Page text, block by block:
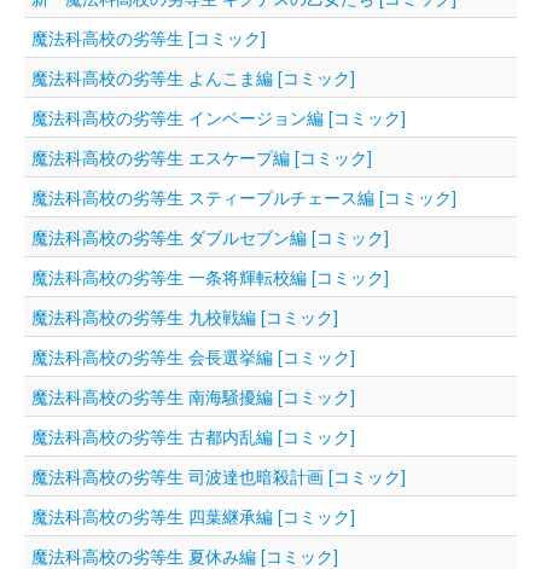
魔法科高校の劣等生 [コミック]
魔法科高校の劣等生 よんこま編 [コミック]
魔法科高校の劣等生 インベージョン編 [コミック]
魔法科高校の劣等生 エスケープ編 [コミック]
魔法科高校の劣等生 スティープルチェース編 [コミック]
魔法科高校の劣等生 ダブルセブン編 [コミック]
魔法科高校の劣等生 一条将輝転校編 [コミック]
魔法科高校の劣等生 九校戦編 [コミック]
魔法科高校の劣等生 会長選挙編 [コミック]
魔法科高校の劣等生 南海騒擾編 [コミック]
魔法科高校の劣等生 古都内乱編 [コミック]
魔法科高校の劣等生 司波達也暗殺計画 [コミック]
魔法科高校の劣等生 四葉継承編 [コミック]
魔法科高校の劣等生 夏休み編 [コミック]